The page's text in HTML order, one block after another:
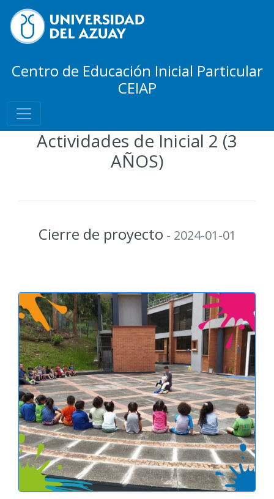
Centro de Educación Inicial Particular
CEIAP
Actividades de Inicial 2 (3
AÑOS)
Cierre de proyecto - 2024-01-01